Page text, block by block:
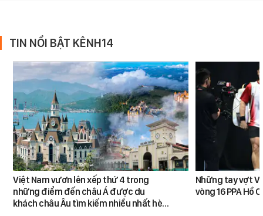
TIN NỔI BẬT KÊNH14
Việt Nam vươn lên xếp thứ 4 trong
những điểm đến châu Á được du
khách châu Âu tìm kiếm nhiều nhất hè…
Những tay vợt
vòng 16 PPA Hồ